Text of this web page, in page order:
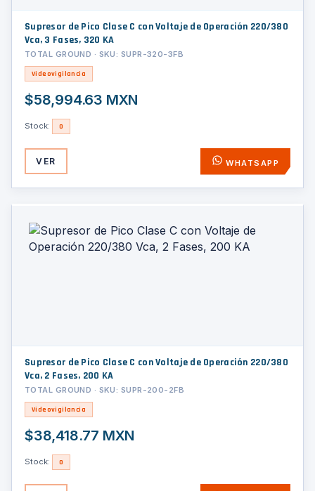
Supresor de Pico Clase C con Voltaje de Operación 220/380
Vca, 3 Fases, 320 KA
TOTAL GROUND · SKU: SUPR-320-3FB
Videovigilancia
$58,994.63 MXN
Stock: 0
VER WHATSAPP
Supresor de Pico Clase C con Voltaje de Operación 220/380
Vca, 2 Fases, 200 KA
TOTAL GROUND · SKU: SUPR-200-2FB
Videovigilancia
$38,418.77 MXN
Stock: 0